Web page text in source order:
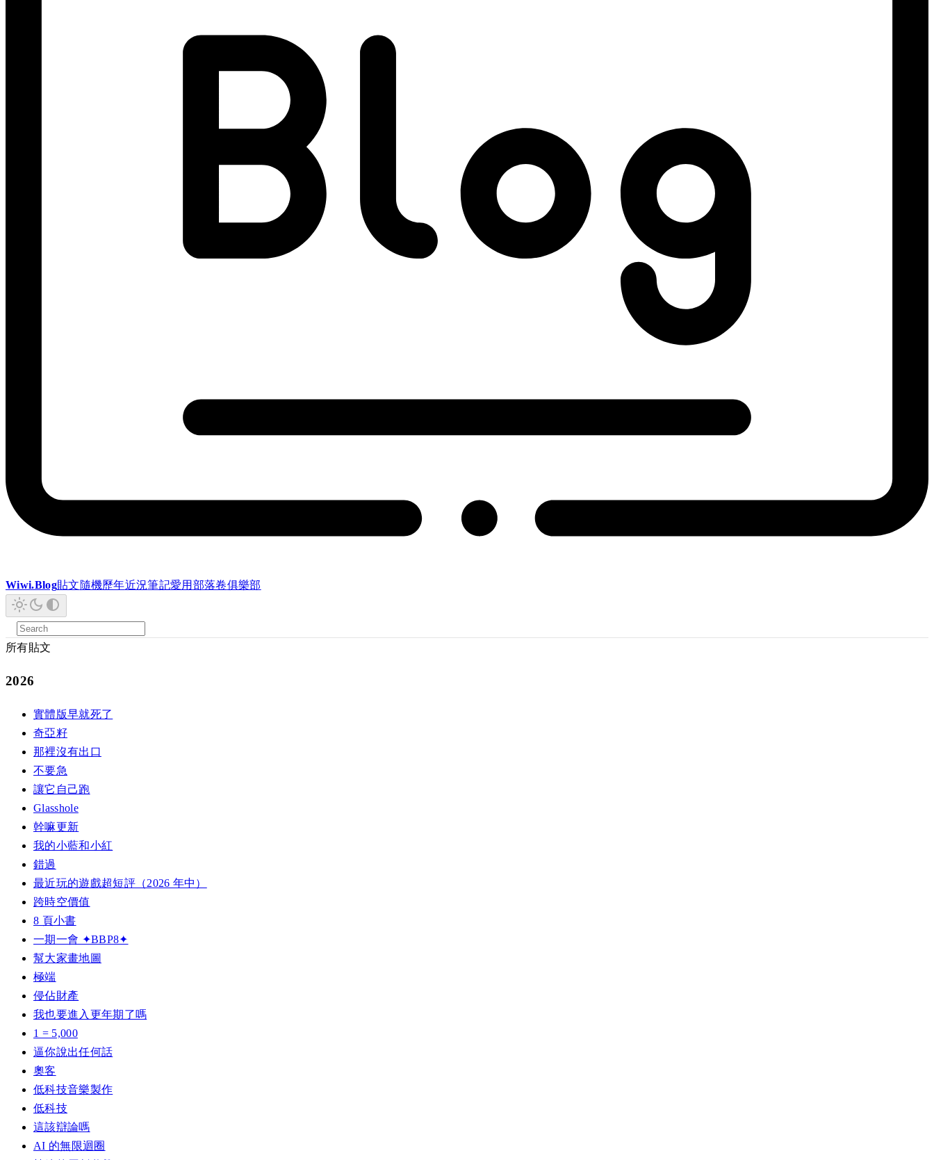
Wiwi.Blog貼文隨機歷年近況筆記愛用 部落卷俱樂部
所有貼文
2026
實體版早就死了
奇亞籽
那裡沒有出口
不要急
讓它自己跑
Glasshole
幹嘛更新
我的小藍和小紅
錯過
最近玩的遊戲超短評（2026 年中）
跨時空價值
8 頁小書
一期一會 ✦BBP8✦
幫大家畫地圖
極端
侵佔財產
我也要進入更年期了嗎
1 = 5,000
逼你說出任何話
奧客
低科技音樂製作
低科技
這該辯論嗎
AI 的無限迴圈